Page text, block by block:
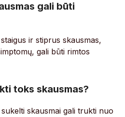
gali būti
ir stiprus skausmas,
gali būti rimtos
toks skausmas?
skausmai gali trukti nuo